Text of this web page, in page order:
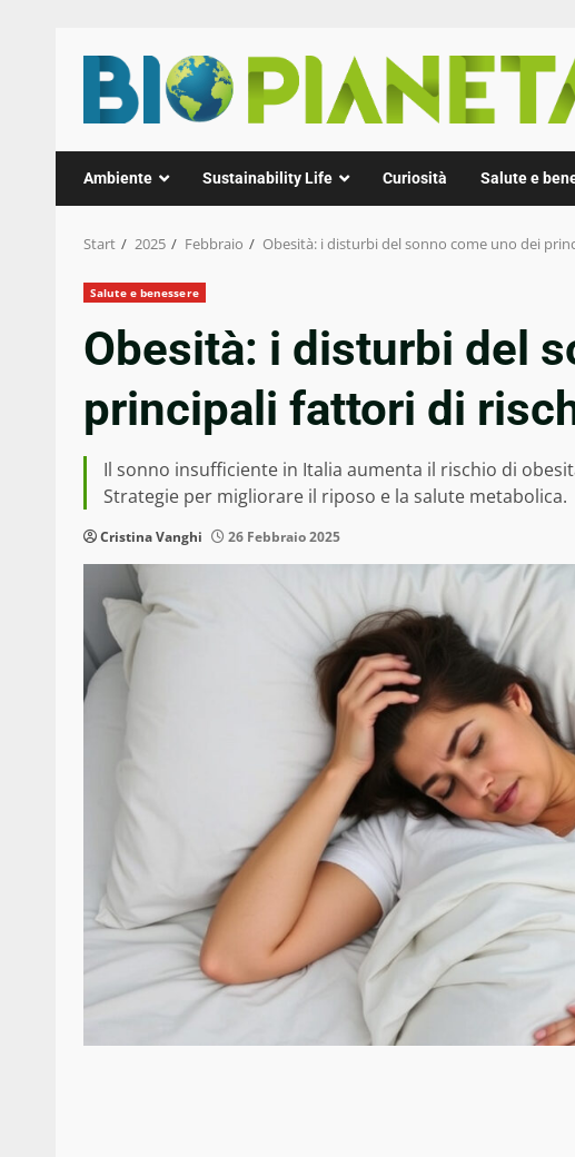
Inhalt
springen
Ambiente Sustainability Life Curiosità Salute e
Start 2025 Febbraio Obesità: i disturbi del sonno come uno dei
Salute e benessere
Obesità: i disturbi del
principali fattori di
Il sonno insufficiente in Italia aumenta il rischio di
Strategie per migliorare il riposo e la salute metabolica.
Cristina Vanghi 26 Febbraio 2025